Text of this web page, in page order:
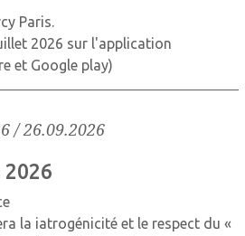
Paris.
2026 sur l'application
et Google play)
/ 26.09.2026
la iatrogénicité et le respect du «